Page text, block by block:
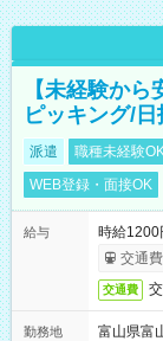
【未経験か
ピッキング/
派遣 職種未経験
WEB登録・面接OK
給与
時給1200
交通
交通費
勤務地
富山県富